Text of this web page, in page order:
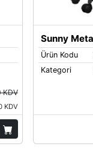
KDV
KDV
Sunny
Ürün Kodu
Kategori